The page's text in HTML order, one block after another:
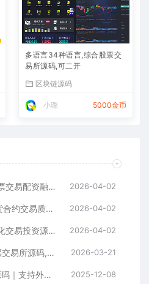
多语言34种语言,综合股票交
易所源码,可二开
区块链源码
小璐 5000金币
带打新股新版两融双融股票交易配资融资融券打新股美股港股 2026-04-02
vue多语言交易所系统期货合约交易质押生息盲盒挖矿跟单 2026-04-02
【未测试】中英双语言量化交易投资源码跟单搬砖区块链交易所源码前端uniapp纯源码+后端PHP 2026-04-02
多语言34种语言,综合股票交易所源码,可二开 2026-03-21
Bitinvests多语言交易所源码｜支持外汇美股期货、合约期权、现货C2C、平台币与AI理财的全功能数字资产交易平台（含Vue前端+PHP后端纯源码） 2025-12-08